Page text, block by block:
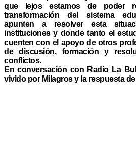
que lejos estamos de poder
transformación del sistema
apunten a resolver esta
instituciones y donde tanto el
cuenten con el apoyo de otros
de discusión, formación y
conflictos.
En conversación con Radio La
vivido por Milagros y la respuesta